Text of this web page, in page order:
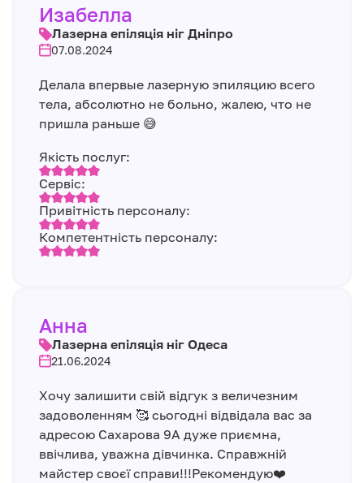
Изабелла
Лазерна епіляція ніг Дніпро
07.08.2024
Делала впервые лазерную эпиляцию всего
тела, абсолютно не больно, жалею, что не
пришла раньше 😅
Якість послуг:
Сервіс:
Привітність персоналу:
Компетентність персоналу:
Анна
Лазерна епіляція ніг Одеса
21.06.2024
Хочу залишити свій відгук з величезним
задоволенням 🥰 сьогодні відвідала вас за
адресою Сахарова 9А дуже приємна,
ввічлива, уважна дівчинка. Справжній
майстер своєї справи!!!Рекомендую❤️